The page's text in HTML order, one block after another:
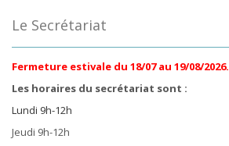
Le Secrétariat
Fermeture estivale du 18/07 au 19/08/2026.
Les horaires du secrétariat sont :
Lundi 9h-12h
Jeudi 9h-12h